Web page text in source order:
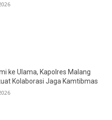
ke Ulama, Kapolres Malang
Kolaborasi Jaga Kamtibmas